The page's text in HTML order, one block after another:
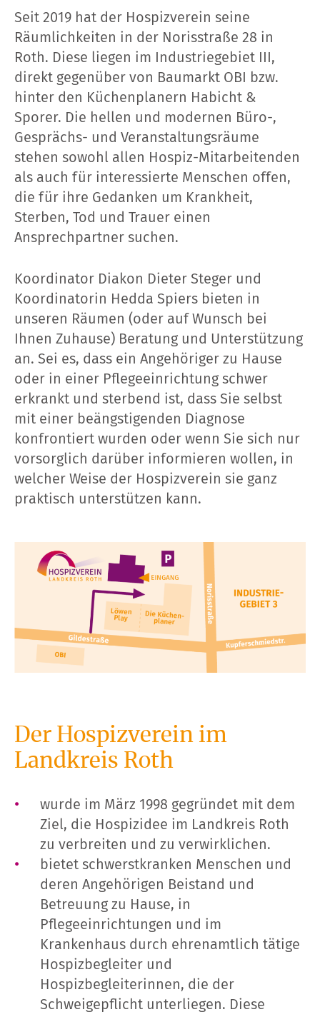
Seit 2019 hat der Hospizverein seine
Räumlichkeiten in der Norisstraße 28 in
Roth. Diese liegen im Industriegebiet III,
direkt gegenüber von Baumarkt OBI bzw.
hinter den Küchenplanern Habicht &
Sporer. Die hellen und modernen Büro-,
Gesprächs- und Veranstaltungsräume
stehen sowohl allen Hospiz-Mitarbeitenden
als auch für interessierte Menschen offen,
die für ihre Gedanken um Krankheit,
Sterben, Tod und Trauer einen
Ansprechpartner suchen.
Koordinator Diakon Dieter Steger und
Koordinatorin Hedda Spiers bieten in
unseren Räumen (oder auf Wunsch bei
Ihnen Zuhause) Beratung und Unterstützung
an. Sei es, dass ein Angehöriger zu Hause
oder in einer Pflegeeinrichtung schwer
erkrankt und sterbend ist, dass Sie selbst
mit einer beängstigenden Diagnose
konfrontiert wurden oder wenn Sie sich nur
vorsorglich darüber informieren wollen, in
welcher Weise der Hospizverein sie ganz
praktisch unterstützen kann.
Der Hospizverein im
Landkreis Roth
wurde im März 1998 gegründet mit dem
Ziel, die Hospizidee im Landkreis Roth
zu verbreiten und zu verwirklichen.
bietet schwerstkranken Menschen und
deren Angehörigen Beistand und
Betreuung zu Hause, in
Pflegeeinrichtungen und im
Krankenhaus durch ehrenamtlich tätige
Hospizbegleiter und
Hospizbegleiterinnen, die der
Schweigepflicht unterliegen. Diese